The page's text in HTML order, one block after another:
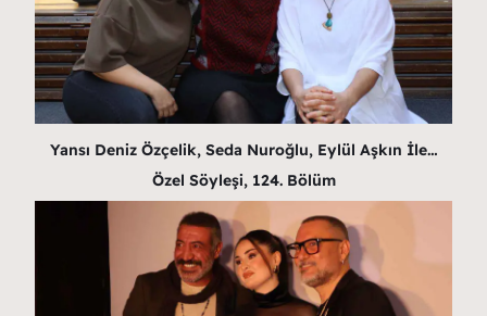
Yansı Deniz Özçelik, Seda Nuroğlu, Eylül Aşkın İle…
Özel Söyleşi, 124. Bölüm